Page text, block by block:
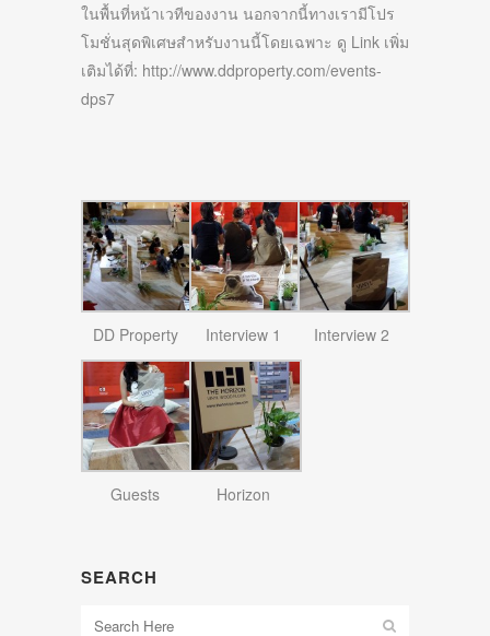
ในพื้นที่หน้าเวทีของงาน นอกจากนี้ทางเรามีโปร
โมชั่นสุดพิเศษสำหรับงานนี้โดยเฉพาะ ดู Link เพิ่ม
เติมได้ที่: http://www.ddproperty.com/events-
dps7
DD Property Interview 1 Interview 2
Guests Horizon
SEARCH